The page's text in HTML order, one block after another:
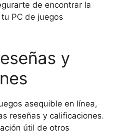
de encontrar la
PC de juegos
y
asequible en línea,
reseñas y calificaciones.
útil de otros